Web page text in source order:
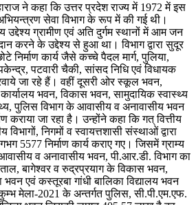
ने कहा कि उत्तर प्रदेश राज्य में 1972 में इस
सेवा विभाग के रूप में की गई थी।
उद्देश्य ग्रामीण एवं अति दुर्गम स्थानों में आम जन
करने के उद्देश्य से हुआ था। विभाग द्वारा सुदूर
निर्माण कार्य जैसे कच्चे पैदल मार्ग, पुलिया,
पटवारी चैकी, सांसद निधि एवं विधायक
जा रहे हैं। वहीं दूसरी ओर स्कूल भवन,
भवन, विकास भवन, सामुदायिक स्वास्थ्य
पुलिस विभाग के आवासीय व अनावासीय भवन
कराया जा रहा है। उन्होंने कहा कि गत् वित्तीय
विभागों, निगमों व स्वायत्तशासी संस्थाओं द्वारा
5577 निर्माण कार्य कराए गए। जिसमें ग्राम्य
व अनावासीय भवन, पी.आर.डी. विभाग का
बागेश्वर व रुद्रप्रयाग के विकास भवन,
एवं कस्तूरबा गांधी बालिका विद्यालय भवन
कुम्भ मेला-2021 के अन्तर्गत पुलिस, सी.पी.एम.एफ.